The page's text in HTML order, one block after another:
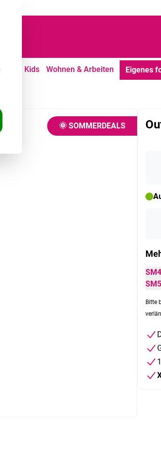
Kids Wohnen & Arbeiten Eigenes
🌞 SOMMERDEALS
Bitte